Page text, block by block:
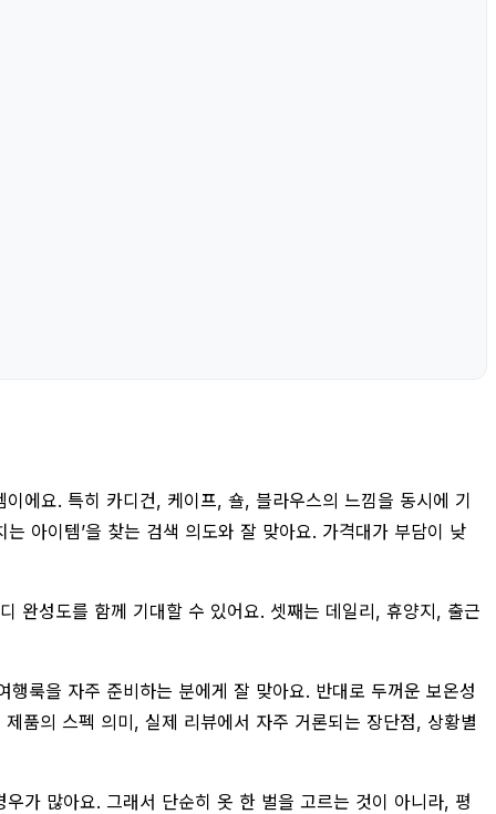
에요. 특히 카디건, 케이프, 숄, 블라우스의 느낌을 동시에 기
아이템’을 찾는 검색 의도와 잘 맞아요. 가격대가 부담이 낮
완성도를 함께 기대할 수 있어요. 셋째는 데일리, 휴양지, 출근
룩을 자주 준비하는 분에게 잘 맞아요. 반대로 두꺼운 보온성
품의 스펙 의미, 실제 리뷰에서 자주 거론되는 장단점, 상황별
우가 많아요. 그래서 단순히 옷 한 벌을 고르는 것이 아니라, 평